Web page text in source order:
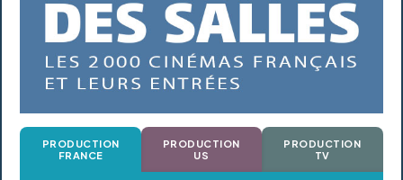
PRODUCTION
FRANCE
PRODUCTION
US
PRODUCTION
TV